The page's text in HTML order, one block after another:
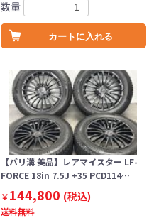
数量
カートに入れる
【バリ溝 美品】レアマイスター LF-
FORCE 18in 7.5J +35 PCD114…
￥144,800 (税込)
送料無料